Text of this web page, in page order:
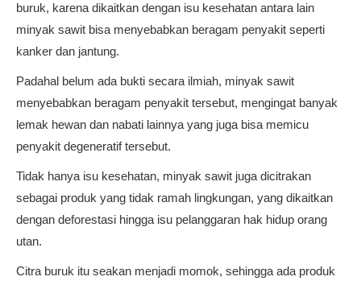
buruk, karena dikaitkan dengan isu kesehatan antara lain
minyak sawit bisa menyebabkan beragam penyakit seperti
kanker dan jantung.
Padahal belum ada bukti secara ilmiah, minyak sawit
menyebabkan beragam penyakit tersebut, mengingat banyak
lemak hewan dan nabati lainnya yang juga bisa memicu
penyakit degeneratif tersebut.
Tidak hanya isu kesehatan, minyak sawit juga dicitrakan
sebagai produk yang tidak ramah lingkungan, yang dikaitkan
dengan deforestasi hingga isu pelanggaran hak hidup orang
utan.
Citra buruk itu seakan menjadi momok, sehingga ada produk